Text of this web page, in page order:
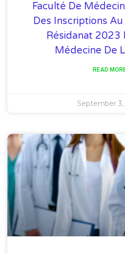
Faculté De
Des Inscriptions
Résidanat 2023
Médecine De
READ
September 3,